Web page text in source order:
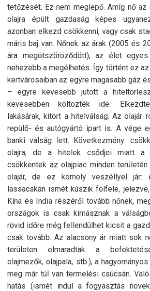
tetőzését. Ez nem meglepő. Amíg nő az
olajra épült gazdaság képes
azonban elkezd csökkenni, vagy csak
máris baj van. Nőnek az árak (2005 és
ára megötszöröződött), az élet
nehezebb a megélhetés. Így történt ez
kertvárosaiban az egyre magasabb gáz
– egyre kevesebb jutott a
kevesebben költöztek ide.
lakásárak, kitört a hitelválság. Az olajár
repülő- és autógyártó ipart is. A vége
banki válság lett. Következmény:
olajra, de a hitelek csődjei miatt a
csökkentek az olajpiac minden
olajár, de ez komoly veszéllyel jár:
lassacskán ismét kúszik fölfele,
Kína és India részéről tovább nőnek,
országok is csak kimásznak a
rövid időre még fellendülhet kicsit a
csak tovább. Az alacsony ár miatt sok
területen elmaradtak a
olajmezők, olajpala, stb.), a
meg már túl van termelési csúcsán.
hatás (ismét indul a fogyasztás